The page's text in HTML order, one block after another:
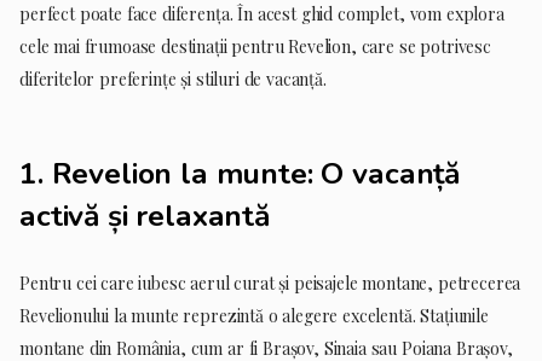
perfect poate face diferența. În acest ghid complet, vom explora
cele mai frumoase destinații pentru Revelion, care se potrivesc
diferitelor preferințe și stiluri de vacanță.
1. Revelion la munte: O vacanță
activă și relaxantă
Pentru cei care iubesc aerul curat și peisajele montane, petrecerea
Revelionului la munte reprezintă o alegere excelentă. Stațiunile
montane din România, cum ar fi Brașov, Sinaia sau Poiana Brașov,